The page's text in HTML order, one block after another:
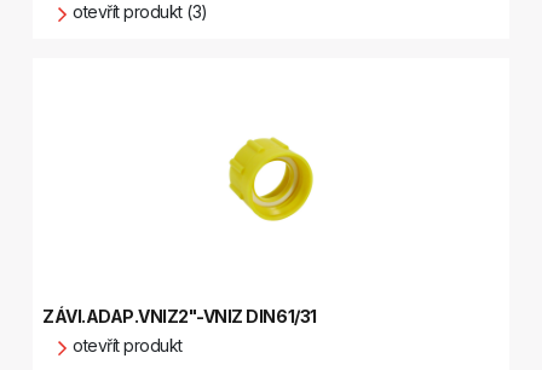
otevřít produkt (3)
ZÁVI.ADAP.VNIZ2"-VNIZ DIN61/31
otevřít produkt